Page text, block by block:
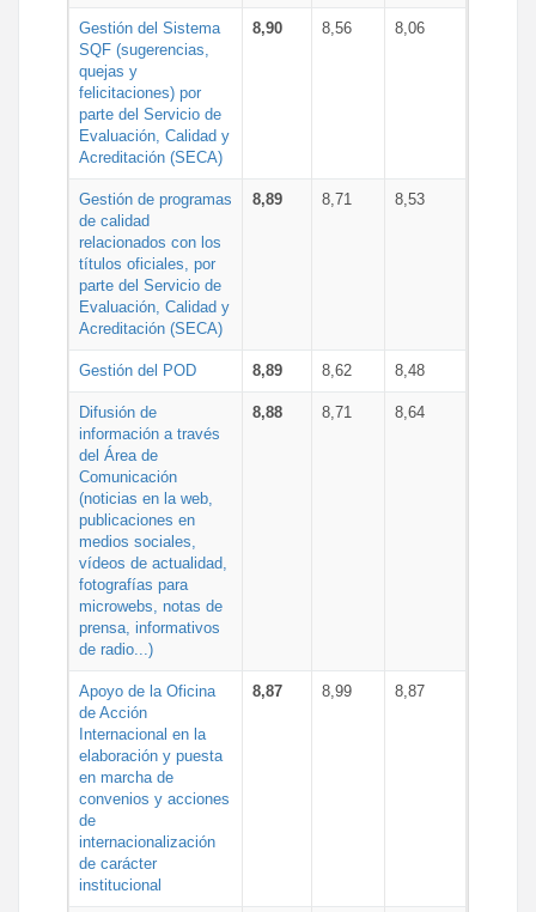
Gestión del Sistema
SQF (sugerencias,
quejas y
felicitaciones) por
parte del Servicio de
Evaluación, Calidad y
Acreditación (SECA)
8,90 8,56 8,06
Gestión de programas
de calidad
relacionados con los
títulos oficiales, por
parte del Servicio de
Evaluación, Calidad y
Acreditación (SECA)
8,89 8,71 8,53
Gestión del POD 8,89 8,62 8,48
Difusión de
información a través
del Área de
Comunicación
(noticias en la web,
publicaciones en
medios sociales,
vídeos de actualidad,
fotografías para
microwebs, notas de
prensa, informativos
de radio...)
8,88 8,71 8,64
Apoyo de la Oficina
de Acción
Internacional en la
elaboración y puesta
en marcha de
convenios y acciones
de
internacionalización
de carácter
institucional
8,87 8,99 8,87